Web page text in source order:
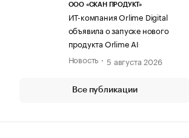
ООО «СКАН ПРОДУКТ»
ИТ-компания Orlime Digital
объявила о запуске нового
продукта Orlime AI
Новость
5 августа 2026
Все публикации